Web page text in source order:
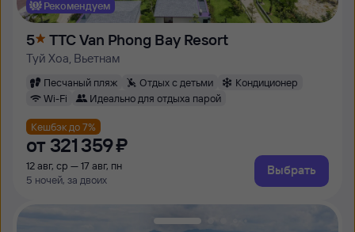
Рекомендуем
5 TTC Van Phong Bay Resort
Туй Хоа, Вьетнам
Песчаный пляж Отдых с детьми
Кондиционер
Wi-Fi
Идеально для отдыха парой
Кешбэк до 7%
от 321 ⁠359 ⁠₽
12 авг, ср — 17 авг, пн
5 ночей, за двоих
Выбрать